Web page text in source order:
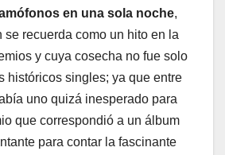
en una sola noche,
se recuerda como un hito en la
y cuya cosecha no fue solo
históricos singles; ya que entre
uno quizá inesperado para
que correspondió a un álbum
para contar la fascinante